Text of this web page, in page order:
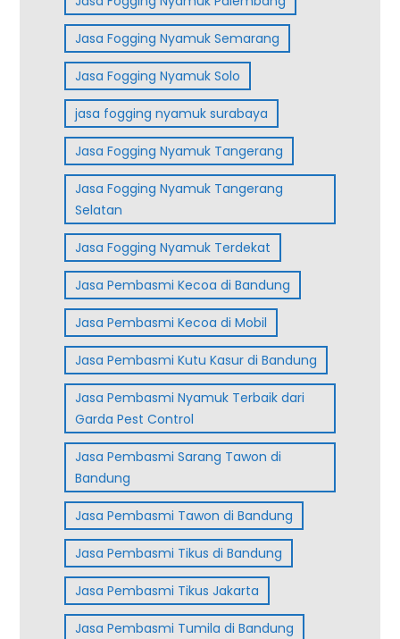
Jasa Fogging Nyamuk Semarang
Jasa Fogging Nyamuk Solo
jasa fogging nyamuk surabaya
Jasa Fogging Nyamuk Tangerang
Jasa Fogging Nyamuk Tangerang
Selatan
Jasa Fogging Nyamuk Terdekat
Jasa Pembasmi Kecoa di Bandung
Jasa Pembasmi Kecoa di Mobil
Jasa Pembasmi Kutu Kasur di Bandung
Jasa Pembasmi Nyamuk Terbaik dari
Garda Pest Control
Jasa Pembasmi Sarang Tawon di
Bandung
Jasa Pembasmi Tawon di Bandung
Jasa Pembasmi Tikus di Bandung
Jasa Pembasmi Tikus Jakarta
Jasa Pembasmi Tumila di Bandung